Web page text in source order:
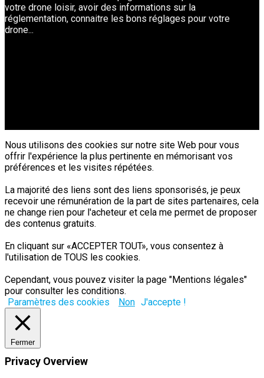
votre drone loisir, avoir des informations sur la
réglementation, connaitre les bons réglages pour votre
drone...
Nous utilisons des cookies sur notre site Web pour vous
offrir l'expérience la plus pertinente en mémorisant vos
préférences et les visites répétées.
La majorité des liens sont des liens sponsorisés, je peux
recevoir une rémunération de la part de sites partenaires, cela
ne change rien pour l'acheteur et cela me permet de proposer
des contenus gratuits.
En cliquant sur «ACCEPTER TOUT», vous consentez à
l'utilisation de TOUS les cookies.
Cependant, vous pouvez visiter la page "Mentions légales"
pour consulter les conditions.
Paramètres des cookies
Non J'accepte !
Fermer
Privacy Overview